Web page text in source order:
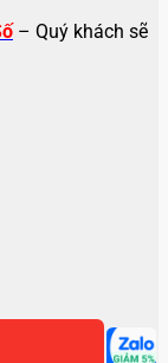
– Quý khách sẽ